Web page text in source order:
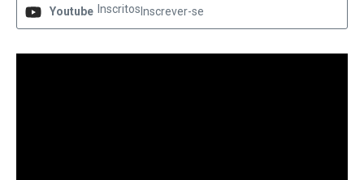
Youtube Inscritos Inscrever-se